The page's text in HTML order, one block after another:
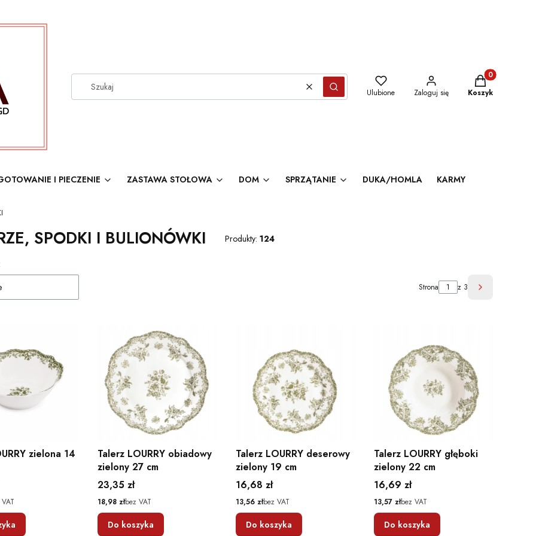
WyczyśćSzukaj Ulubione Zaloguj się
Produkty w
Koszyk
I PIECZENIE ZASTAWA STOŁOWA DOM SPRZĄTANIE DUKA/HOMLA KARMY
SPODKI I BULIONÓWKI Produkty: 124
Strona z 3 Następne
zielona 14
Talerz LOURRY obiadowy
zielony 27 cm
Cena
23,35 zł
Cena
18,98 złbez VAT
Do koszyka
Talerz LOURRY deserowy
zielony 19 cm
Cena
16,68 zł
Cena
13,56 złbez VAT
Do koszyka
Talerz LOURRY głęboki
zielony 22 cm
Cena
16,69 zł
Cena
13,57 złbez VAT
Do koszyka